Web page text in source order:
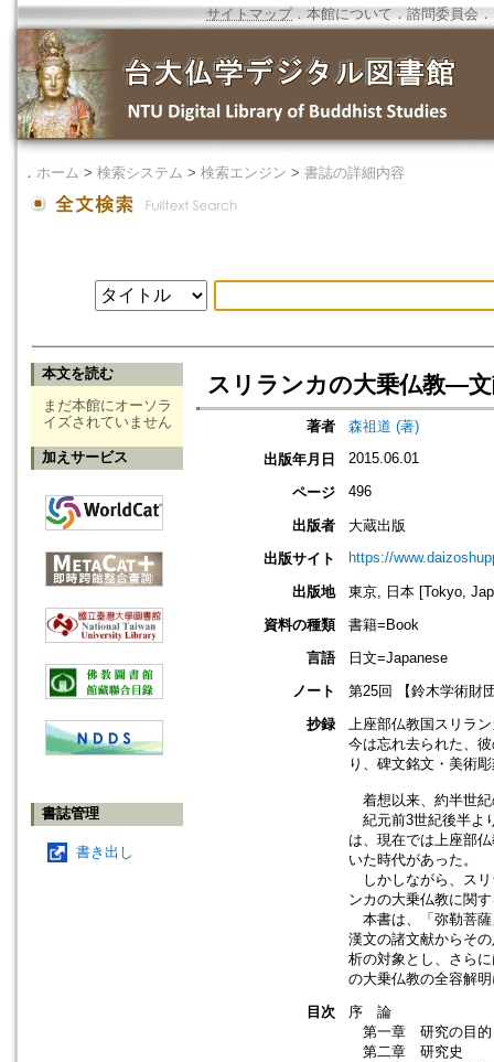
サイトマップ．本館について ． 諮問委員会 ．
． ホーム > 検索システム > 検索エンジン > 書誌の詳細内容
本文を読む
まだ本館にオーソラ
イズされていません
加えサービス
書誌管理
書き出し
スリランカの大乗仏教―
著者
森祖道 (著)
出版年月日
2015.06.01
ページ 496
出版者
大蔵出版
出版サイト
https://
出版地
東京, 日本 [Tokyo,
資料の種類
書籍=Book
言語
日文=Japanese
ノート
第25回 【鈴木学術財
抄録
上座部仏教国スリラ
今は忘れ去られた、
り、碑文銘文・美術
着想以来、約半世紀
紀元前3世紀後半よ
は、現在では上座部
いた時代があった。
しかしながら、スリ
ンカの大乗仏教に関
本書は、「弥勒菩薩
漢文の諸文献からそ
析の対象とし、さら
の大乗仏教の全容解
目次
序 論
第一章 研究の目的
第二章 研究史